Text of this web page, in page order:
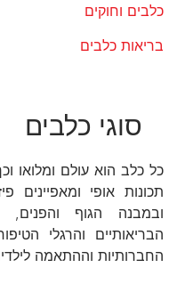
כלבים וחוקים
בריאות כלבים
סוגי כלבים
כל כלב הוא עולם ומלואו
תכונות אופי ומאפיינים
ובמבנה הגוף והפנים,
הבריאותיים והרגלי
החברותיות וההתאמה